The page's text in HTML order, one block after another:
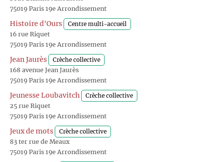
75019 Paris 19e Arrondissement
Histoire d'Ours Centre multi-accueil
16 rue Riquet
75019 Paris 19e Arrondissement
Jean Jaurès Crèche collective
168 avenue Jean Jaurès
75019 Paris 19e Arrondissement
Jeunesse Loubavitch Crèche collective
25 rue Riquet
75019 Paris 19e Arrondissement
Jeux de mots Crèche collective
83 ter rue de Meaux
75019 Paris 19e Arrondissement